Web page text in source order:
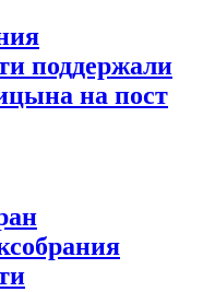
поддержали
на пост